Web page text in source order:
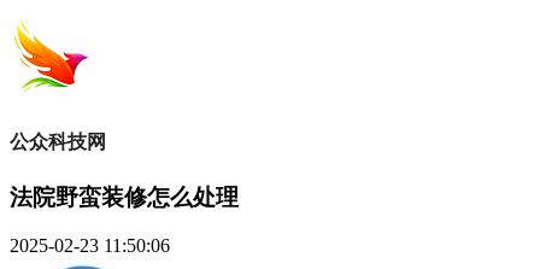
公众科技网
法院野蛮装修怎么处理
2025-02-23 11:50:06